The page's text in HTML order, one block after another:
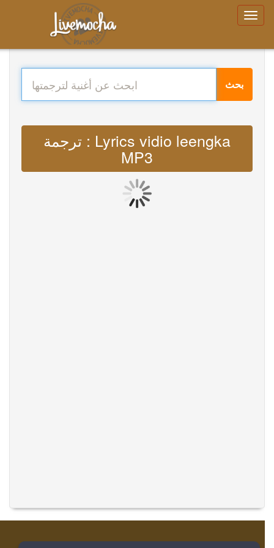
بحث
ترجمة : Lyrics vidio leengka
MP3